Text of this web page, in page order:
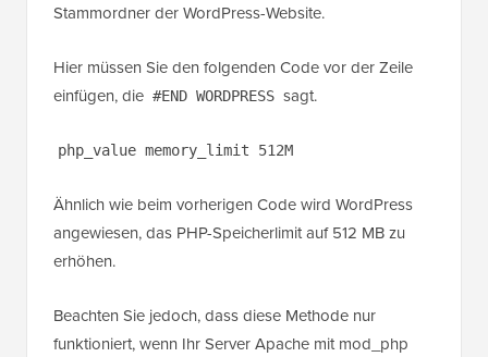
Stammordner der WordPress-Website.
Hier müssen Sie den folgenden Code vor der Zeile
einfügen, die #END WORDPRESS sagt.
php_value memory_limit 512M
Ähnlich wie beim vorherigen Code wird WordPress
angewiesen, das PHP-Speicherlimit auf 512 MB zu
erhöhen.
Beachten Sie jedoch, dass diese Methode nur
funktioniert, wenn Ihr Server Apache mit mod_php